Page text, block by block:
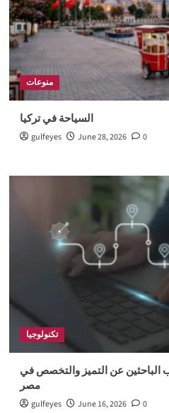
منوعات
السياحة في تركيا
gulfeyes June 28, 2026 0
تكنولوجيا
الباحثين عن التميز والتخصص في
مصر
gulfeyes June 16, 2026 0